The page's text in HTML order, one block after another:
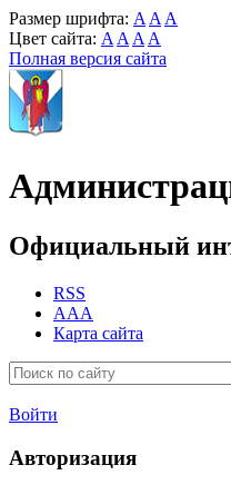
Размер шрифта: A A A
Цвет сайта: A A A A
Полная версия сайта
Официальный
RSS
AAA
Карта сайта
Войти
Авторизация